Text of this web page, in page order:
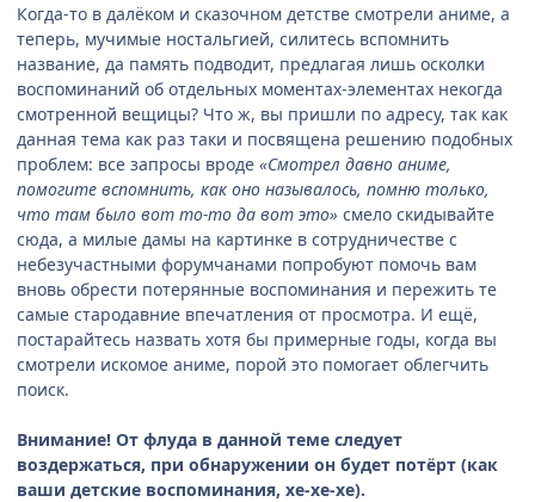
Когда-то в далёком и сказочном детстве смотрели аниме, а
теперь, мучимые ностальгией, силитесь вспомнить
название, да память подводит, предлагая лишь осколки
воспоминаний об отдельных моментах-элементах некогда
смотренной вещицы? Что ж, вы пришли по адресу, так как
данная тема как раз таки и посвящена решению подобных
проблем: все запросы вроде «Смотрел давно аниме,
помогите вспомнить, как оно называлось, помню только,
что там было вот то-то да вот это» смело скидывайте
сюда, а милые дамы на картинке в сотрудничестве с
небезучастными форумчанами попробуют помочь вам
вновь обрести потерянные воспоминания и пережить те
самые стародавние впечатления от просмотра. И ещё,
постарайтесь назвать хотя бы примерные годы, когда вы
смотрели искомое аниме, порой это помогает облегчить
поиск.
Внимание! От флуда в данной теме следует
воздержаться, при обнаружении он будет потёрт (как
ваши детские воспоминания, хе-хе-хе).